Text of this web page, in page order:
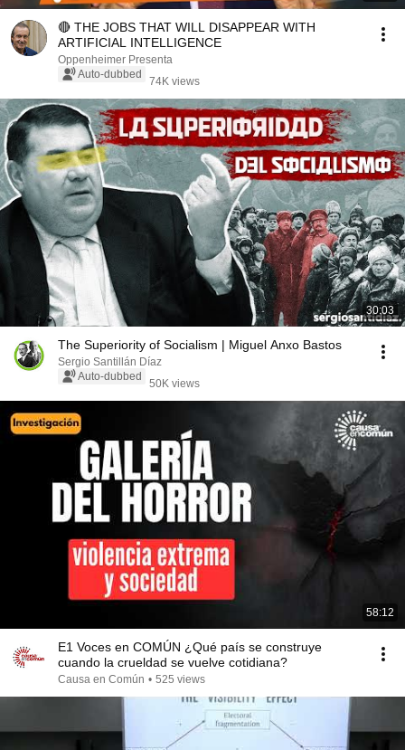
🔴 THE JOBS THAT WILL DISAPPEAR WITH
ARTIFICIAL INTELLIGENCE
Oppenheimer Presenta
Auto-dubbed
74K views
30:03
The Superiority of Socialism | Miguel Anxo Bastos
Sergio Santillán Díaz
Auto-dubbed
50K views
58:12
E1 Voces en COMÚN ¿Qué país se construye
cuando la crueldad se vuelve cotidiana?
Causa en Común • 525 views